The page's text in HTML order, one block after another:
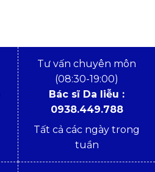
Tư vấn chuyên môn
(08:30-19:00)
Bác sĩ Da liễu :
0938.449.788
Tất cả các ngày trong
tuần